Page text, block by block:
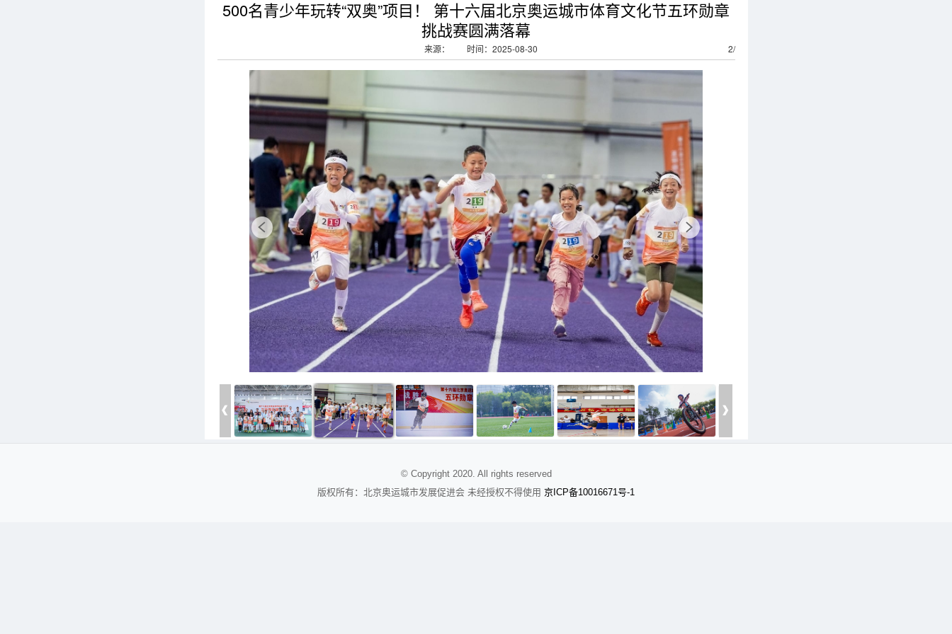
500名青少年玩转“双奥”项目！ 第十六届北京奥运城市体育文化节五环勋章
挑战赛圆满落幕
来源： 时间：2025-08-30 2/
© Copyright 2020. All rights reserved
版权所有：北京奥运城市发展促进会 未经授权不得使用 京 ICP备10016671号-1